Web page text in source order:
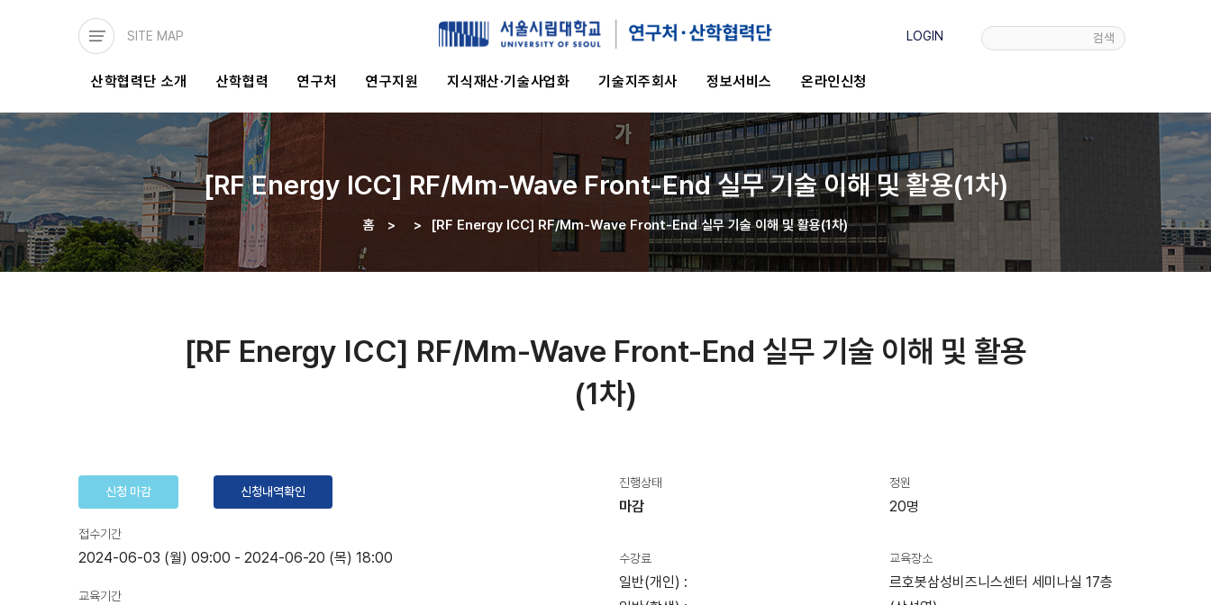
SITE MAP LOGIN
네비게이션
산학협력단 소개 산학협력 연구처 연구지원 지식재산·기술사업화 기술지주회사 정보서비스 온라인신청
[RF Energy ICC] RF/mm-Wave Front-End 실무 기술 이해 및 활용(1차)
이동
경로
홈 > > [RF Energy ICC] RF/mm-Wave Front-End 실무 기술 이해 및 활용(1차)
[RF Energy ICC] RF/mm-Wave Front-End 실무 기술 이해 및 활용
(1차)
신청 마감 신청내역확인
접수기간
2024-06-03 (월) 09:00 - 2024-06-20 (목) 18:00
교육기간
진행상태
마감
정원
20명
수강료
일반(개인) :
교육장소
르호봇삼성비즈니스센터 세미나실 17층